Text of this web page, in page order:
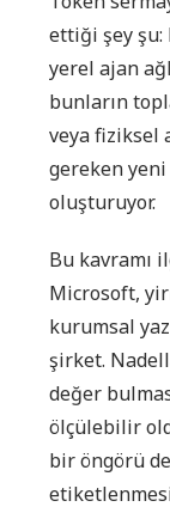
ettiği şey
yerel ajan
bunların
veya fiziksel
gereken
oluşturuyor.
Bu kavramı
Microsoft,
kurumsal
şirket.
değer
ölçülebilir
bir öngörü